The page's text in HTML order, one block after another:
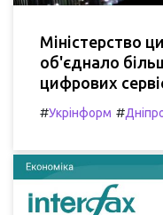
Міністерство
об'єднало
цифрових
#Укрінформ #